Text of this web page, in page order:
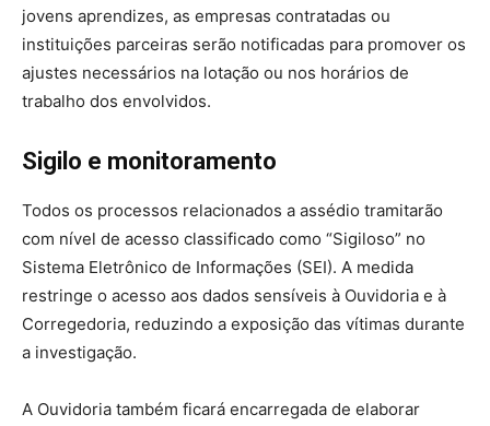
jovens aprendizes, as empresas contratadas ou
instituições parceiras serão notificadas para promover os
ajustes necessários na lotação ou nos horários de
trabalho dos envolvidos.
Sigilo e monitoramento
Todos os processos relacionados a assédio tramitarão
com nível de acesso classificado como “Sigiloso” no
Sistema Eletrônico de Informações (SEI). A medida
restringe o acesso aos dados sensíveis à Ouvidoria e à
Corregedoria, reduzindo a exposição das vítimas durante
a investigação.
A Ouvidoria também ficará encarregada de elaborar